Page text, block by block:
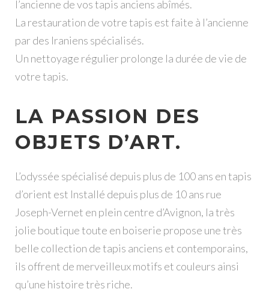
l’ancienne de vos tapis anciens abîmés.
La restauration de votre tapis est faite à l’ancienne
par des Iraniens spécialisés.
Un nettoyage régulier prolonge la durée de vie de
votre tapis.
LA PASSION DES
OBJETS D’ART.
L’odyssée spécialisé depuis plus de 100 ans en tapis
d’orient est Installé depuis plus de 10 ans rue
Joseph-Vernet en plein centre d’Avignon, la très
jolie boutique toute en boiserie propose une très
belle collection de tapis anciens et contemporains,
ils offrent de merveilleux motifs et couleurs ainsi
qu’une histoire très riche.